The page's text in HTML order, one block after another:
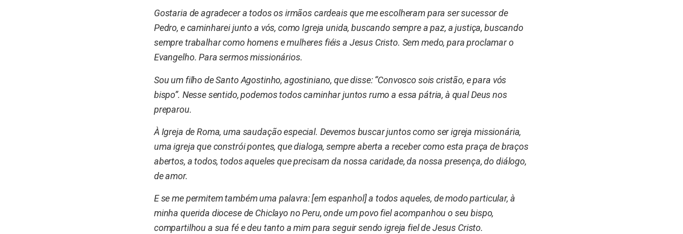
Gostaria de agradecer a todos os irmãos cardeais que me escolheram para ser sucessor de
Pedro, e caminharei junto a vós, como Igreja unida, buscando sempre a paz, a justiça, buscando
sempre trabalhar como homens e mulheres fiéis a Jesus Cristo. Sem medo, para proclamar o
Evangelho. Para sermos missionários.
Sou um filho de Santo Agostinho, agostiniano, que disse: “Convosco sois cristão, e para vós
bispo”. Nesse sentido, podemos todos caminhar juntos rumo a essa pátria, à qual Deus nos
preparou.
À Igreja de Roma, uma saudação especial. Devemos buscar juntos como ser igreja missionária,
uma igreja que constrói pontes, que dialoga, sempre aberta a receber como esta praça de braços
abertos, a todos, todos aqueles que precisam da nossa caridade, da nossa presença, do diálogo,
de amor.
E se me permitem também uma palavra: [em espanhol] a todos aqueles, de modo particular, à
minha querida diocese de Chiclayo no Peru, onde um povo fiel acompanhou o seu bispo,
compartilhou a sua fé e deu tanto a mim para seguir sendo igreja fiel de Jesus Cristo.